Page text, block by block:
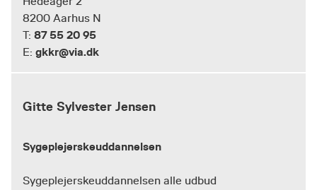
8200 Aarhus N
T: 87 55 20 95
E: gkkr@via.dk
Gitte Sylvester Jensen
Sygeplejerskeuddannelsen
Sygeplejerskeuddannelsen alle udbud